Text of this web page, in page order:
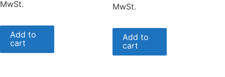
MwSt.
Add to
cart
MwSt.
Add to
cart